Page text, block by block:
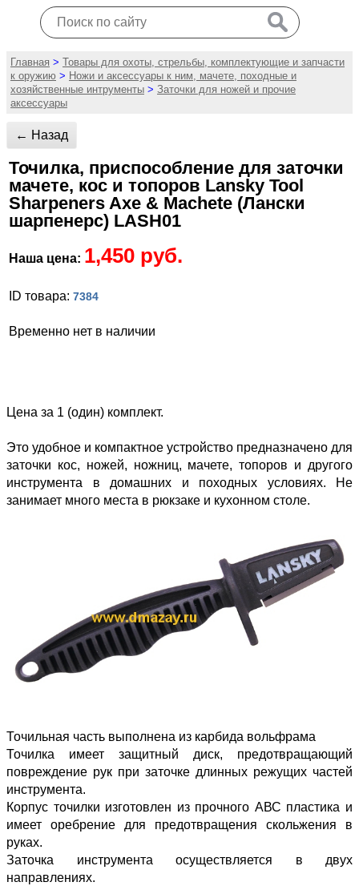
Главная > Товары для охоты, стрельбы, комплектующие и запчасти
к оружию > Ножи и аксессуары к ним, мачете, походные и
хозяйственные интрументы > Заточки для ножей и прочие
аксессуары
← Назад
Точилка, приспособление для заточки
мачете, кос и топоров Lansky Tool
Sharpeners Axe & Machete (Лански
шарпенерс) LASH01
Наша цена: 1,450 руб.
ID товара: 7384
Временно нет в наличии
Цена за 1 (один) комплект.
Это удобное и компактное устройство предназначено для
заточки кос, ножей, ножниц, мачете, топоров и другого
инструмента в домашних и походных условиях. Не
занимает много места в рюкзаке и кухонном столе.
Точильная часть выполнена из карбида вольфрама
Точилка имеет защитный диск, предотвращающий
повреждение рук при заточке длинных режущих частей
инструмента.
Корпус точилки изготовлен из прочного АВС пластика и
имеет оребрение для предотвращения скольжения в
руках.
Заточка инструмента осуществляется в двух
направлениях.